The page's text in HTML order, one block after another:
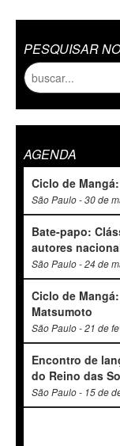
PESQUISAR
AGENDA
Ciclo de
São Paulo - 30 de
Bate-papo:
autores
São Paulo - 24 de
Ciclo de
Matsumoto
São Paulo - 21 de
Encontro de
do Reino das
São Paulo - 15 de